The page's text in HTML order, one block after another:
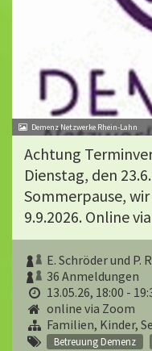
Demenz Netzwerke Rhein-Lahn
Achtung
Dienstag, den
Sommerpause,
9.9.2026. Online
E. Schröder und P.
36 Anmeldungen
13.05.26, 18:00 -
online via Zoom
Familien, Kinder,
Betreuung Demenz